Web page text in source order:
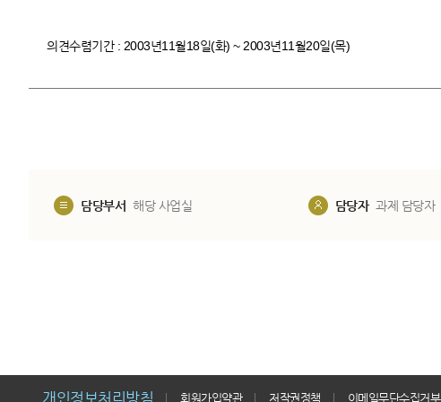
의견수렴기간 : 2003년11월18일(화) ~ 2003년11월20일(목)
담당부서 해당 사업실 담당자 과제 담당자
개인정보처리방침 회원가입약관 저작권정책 이메일무단수집거부